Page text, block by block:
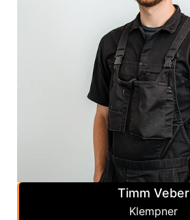
Timm Veber
Klempner